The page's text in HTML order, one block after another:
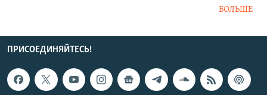
БОЛЬШЕ
ПРИСОЕДИНЯЙТЕСЬ!